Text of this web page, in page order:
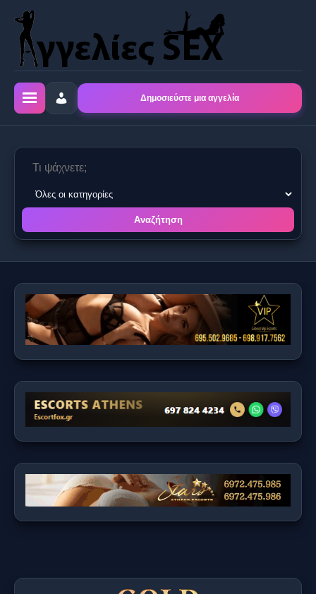
Δημοσιεύστε μια αγγελία
Αναζήτηση